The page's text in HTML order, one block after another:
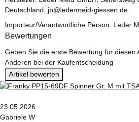
Deutschland, jb@ledermeid-giessen.de
Importeur/Verantwortliche Person: Leder
Bewertungen
Geben Sie die erste Bewertung für diesen
Anderen bei der Kaufentscheidung
Artikel bewerten
23.05.2026
Gabriele W